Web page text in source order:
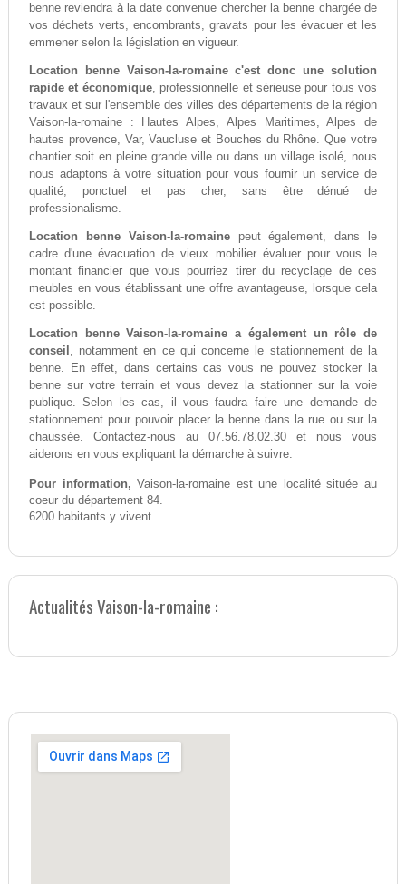
benne reviendra à la date convenue chercher la benne chargée de
vos déchets verts, encombrants, gravats pour les évacuer et les
emmener selon la législation en vigueur.
Location benne Vaison-la-romaine c'est donc une solution
rapide et économique, professionnelle et sérieuse pour tous vos
travaux et sur l'ensemble des villes des départements de la région
Vaison-la-romaine : Hautes Alpes, Alpes Maritimes, Alpes de
hautes provence, Var, Vaucluse et Bouches du Rhône. Que votre
chantier soit en pleine grande ville ou dans un village isolé, nous
nous adaptons à votre situation pour vous fournir un service de
qualité, ponctuel et pas cher, sans être dénué de
professionalisme.
Location benne Vaison-la-romainepeut également, dans le
cadre d'une évacuation de vieux mobilier évaluer pour vous le
montant financier que vous pourriez tirer du recyclage de ces
meubles en vous établissant une offre avantageuse, lorsque cela
est possible.
Location benne Vaison-la-romaine a également un rôle de
conseil , notamment en ce qui concerne le stationnement de la
benne. En effet, dans certains cas vous ne pouvez stocker la
benne sur votre terrain et vous devez la stationner sur la voie
publique. Selon les cas, il vous faudra faire une demande de
stationnement pour pouvoir placer la benne dans la rue ou sur la
chaussée. Contactez-nous au 07.56.78.02.30 et nous vous
aiderons en vous expliquant la démarche à suivre.
Pour information, Vaison-la-romaine est une localité située au
coeur du département 84.
6200 habitants y vivent.
Actualités Vaison-la-romaine :